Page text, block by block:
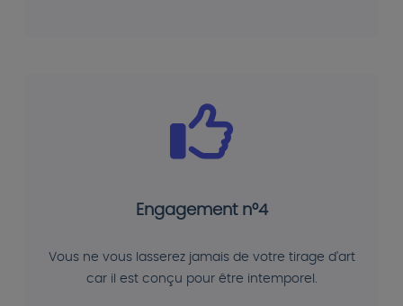
Engagement n°4
Vous ne vous lasserez jamais de votre tirage d'art
car il est conçu pour être intemporel.